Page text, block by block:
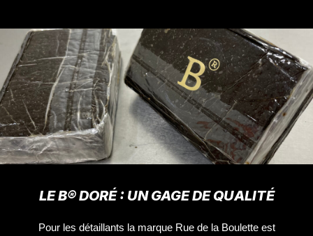
LE B® DORÉ : UN GAGE DE QUALITÉ
Pour les détaillants la marque Rue de la Boulette est